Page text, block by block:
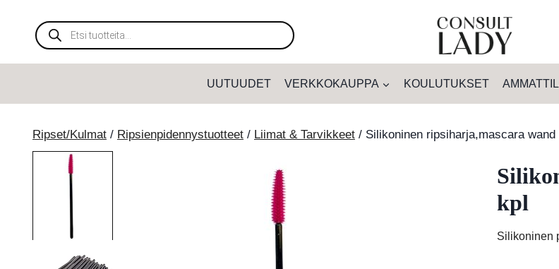
sisältöönProducts
search
UUTUUDET VERKKOKAUPPA KOULUTUKSET
Ripset/Kulmat / Ripsienpidennystuotteet / Liimat & Tarvikkeet / Silikoninen ripsiharja,mascara wand
kpl
Silikoninen